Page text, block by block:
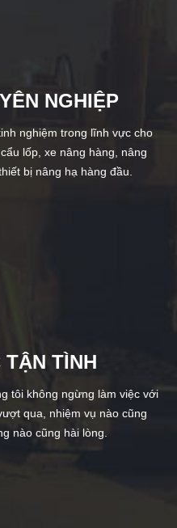
NGHIỆP
nghiệm trong lĩnh vực cho
lốp, xe nâng hàng, nâng
bị nâng hạ hàng đầu.
TẬN TÌNH
tôi không ngừng làm việc với
qua, nhiệm vụ nào cũng
nào cũng hài lòng.